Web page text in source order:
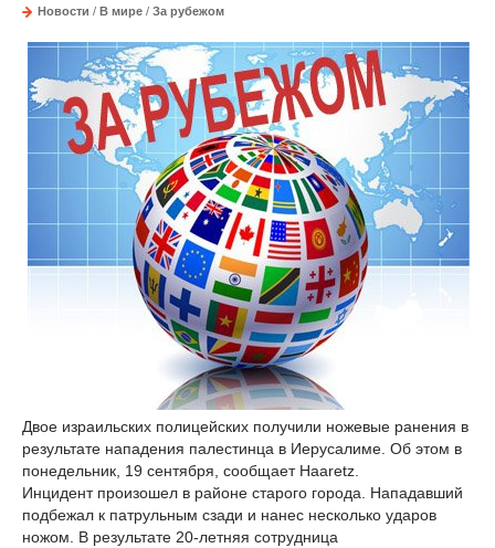
Новости / В мире / За рубежом
Двое израильских полицейских получили ножевые ранения в
результате нападения палестинца в Иерусалиме. Об этом в
понедельник, 19 сентября, сообщает Haaretz.
Инцидент произошел в районе старого города. Нападавший
подбежал к патрульным сзади и нанес несколько ударов
ножом. В результате 20-летняя сотрудница